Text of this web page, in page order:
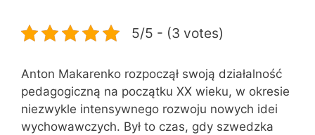
5/5 - (3 votes)
Anton Makarenko rozpoczął swoją działalność
pedagogiczną na początku XX wieku, w okresie
niezwykle intensywnego rozwoju nowych idei
wychowawczych. Był to czas, gdy szwedzka